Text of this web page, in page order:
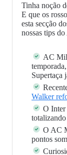
Tinha noção
E que os
esta secção
nossas tips
AC
Supertaça
Walker
O Inter
O AC
pontos